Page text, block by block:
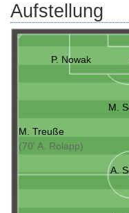
Aufstellung
P. Nowak
M.
M. Treuße
(70' A. Rolapp)
A.